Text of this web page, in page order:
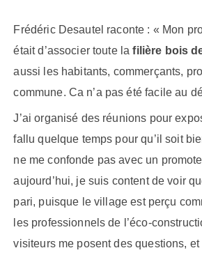
Frédéric Desautel raconte : « Mon
était d’associer toute la filière bois
aussi les habitants, commerçants,
commune. Ca n’a pas été facile au
J’ai organisé des réunions pour
fallu quelque temps pour qu’il soit
ne me confonde pas avec un
aujourd’hui, je suis content de voir
pari, puisque le village est perçu
les professionnels de l’éco-
visiteurs me posent des questions, et